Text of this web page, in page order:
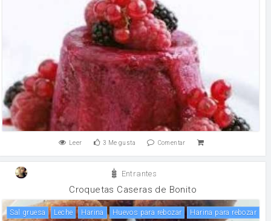
Leer 3 Me gusta Comentar
Entrantes
Croquetas Caseras de Bonito
Sal gruesa leche harina Huevos para rebozar
Harina para rebozar